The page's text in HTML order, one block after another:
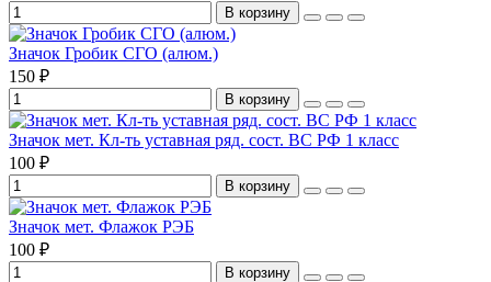
В корзину
Значок Гробик СГО (алюм.)
150 ₽
В корзину
Значок мет. Кл-ть уставная ряд. сост. ВС РФ 1 класс
100 ₽
В корзину
Значок мет. Флажок РЭБ
100 ₽
В корзину